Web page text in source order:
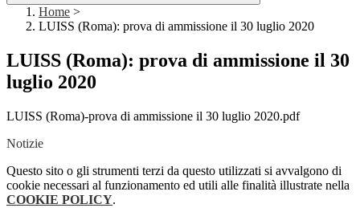
Home >
LUISS (Roma): prova di ammissione il 30 luglio 2020
LUISS (Roma): prova di ammissione il 30
luglio 2020
LUISS (Roma)-prova di ammissione il 30 luglio 2020.pdf
Notizie
Questo sito o gli strumenti terzi da questo utilizzati si avvalgono di
cookie necessari al funzionamento ed utili alle finalità illustrate nella
COOKIE POLICY.